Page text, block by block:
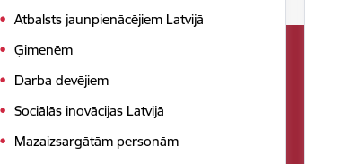
Atbalsts jaunpienācējiem Latvijā
Ģimenēm
Darba devējiem
Sociālās inovācijas Latvijā
Mazaizsargātām personām